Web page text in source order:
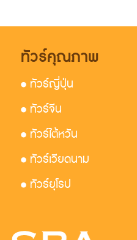
ทัวร์คุณภาพ
• ทัวร์ญี่ปุ่น
• ทัวร์จีน
• ทัวร์ไต้หวัน
• ทัวร์เวียดนาม
• ทัวร์ยุโรป